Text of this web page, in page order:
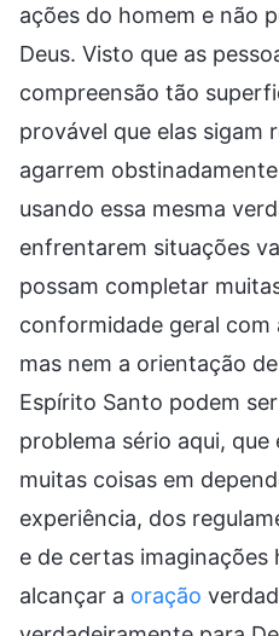
ações do homem e não
Deus. Visto que as
compreensão tão
provável que elas sigam
agarrem
usando essa mesma
enfrentarem situações
possam completar
conformidade geral com
mas nem a orientação
Espírito Santo podem
problema sério aqui, que
muitas coisas em
experiência, dos
e de certas imaginações
alcançar a oração